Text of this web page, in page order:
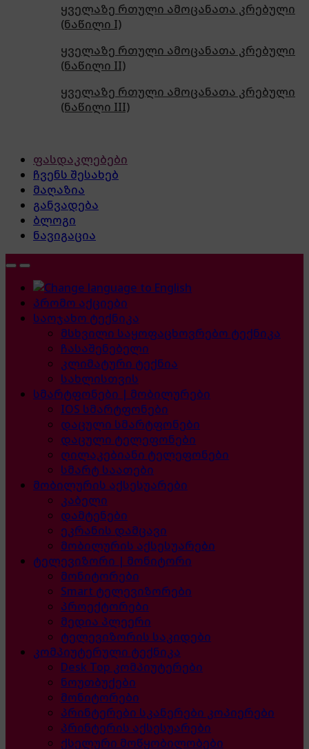
ყველაზე რთული ამოცანათა კრებული
(ნაწილი I)
ყველაზე რთული ამოცანათა კრებული
(ნაწილი II)
ყველაზე რთული ამოცანათა კრებული
(ნაწილი III)
ფასდაკლებები
ჩვენს შესახებ
მაღაზია
განვადება
ბლოგი
ნავიგაცია
პრომო აქციები
საოჯახო ტექნიკა
მსხვილი საყოფაცხოვრებო ტექნიკა
ჩასაშენებელი
კლიმატური ტექნია
სახლისთვის
სმარტფონები | მობილურები
IOS სმარტფონები
დაცული სმარტფონები
დაცული ტელეფონები
ღილაკებიანი ტელეფონები
სმარტ საათები
მობილურის აქსესუარები
კაბელი
დამტენები
ეკრანის დამცავი
მობილურის აქსესუარები
ტელევიზორი | მონიტორი
მონიტორები
Smart ტელევიზორები
პროექტორები
მედია პლეერი
ტელევიზორის საკიდები
კომპიუტერული ტექნიკა
Desk Top კომპიუტერები
ნოუთბუქები
მონიტორები
პრინტერები სკანერები კოპიერები
პრინტერის აქსესუარები
ქსელური მოწყობილობები